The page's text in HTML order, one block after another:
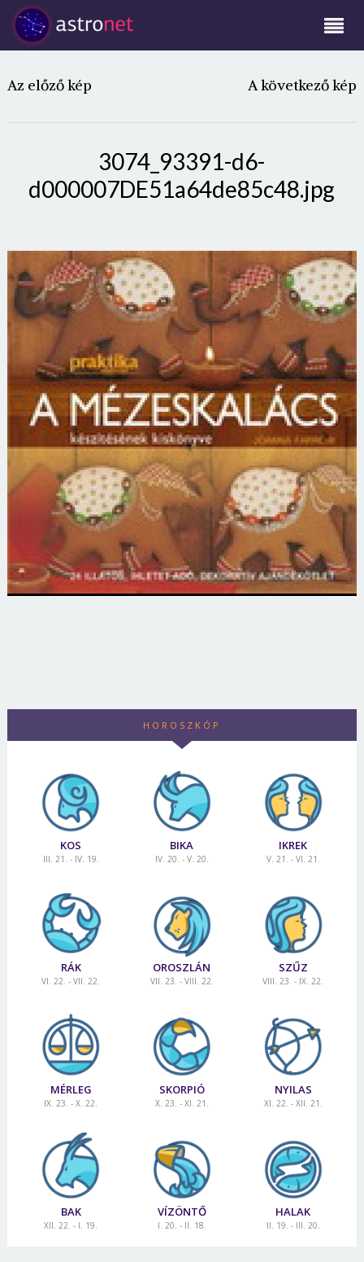
Az előző kép A következő kép
3074_93391-d6-
d000007DE51a64de85c48.jpg
HOROSZKÓP
KOS
III. 21. - IV. 19.
BIKA
IV. 20. - V. 20.
IKREK
V. 21. - VI. 21.
RÁK
VI. 22. - VII. 22.
OROSZLÁN
VII. 23. - VIII. 22.
SZŰZ
VIII. 23. - IX. 22.
MÉRLEG
IX. 23. - X. 22.
SKORPIÓ
X. 23. - XI. 21.
NYILAS
XI. 22. - XII. 21.
BAK
XII. 22. - I. 19.
VÍZÖNTŐ
I. 20. - II. 18.
HALAK
II. 19. - III. 20.